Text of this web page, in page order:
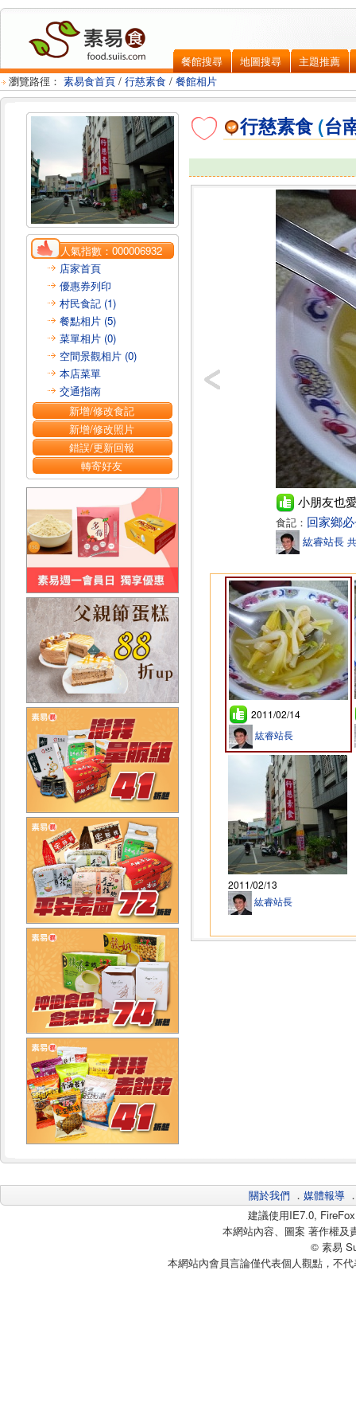
餐館搜尋 地圖搜尋
主題推薦
瀏覽路徑： 素易食首頁 / 行慈素食 / 餐館相片
人氣指數：000006932
店家首頁
優惠券列印
村民食記 (1)
餐點相片 (5)
菜單相片 (0)
空間景觀相片 (0)
本店菜單
交通指南
新增/修改食記
新增/修改照片
錯誤/更新回報
轉寄好友
行慈素食 (台
小朋友也
食記： 回家鄉
紘睿站長
2011/02/14
紘睿站長
2011/02/13
紘睿站長
關於我們 ． 媒體報導
建議使用IE7.0,
本網站內容、圖案 著作權及
© 素易
本網站內會員言論僅代表個人觀點，不